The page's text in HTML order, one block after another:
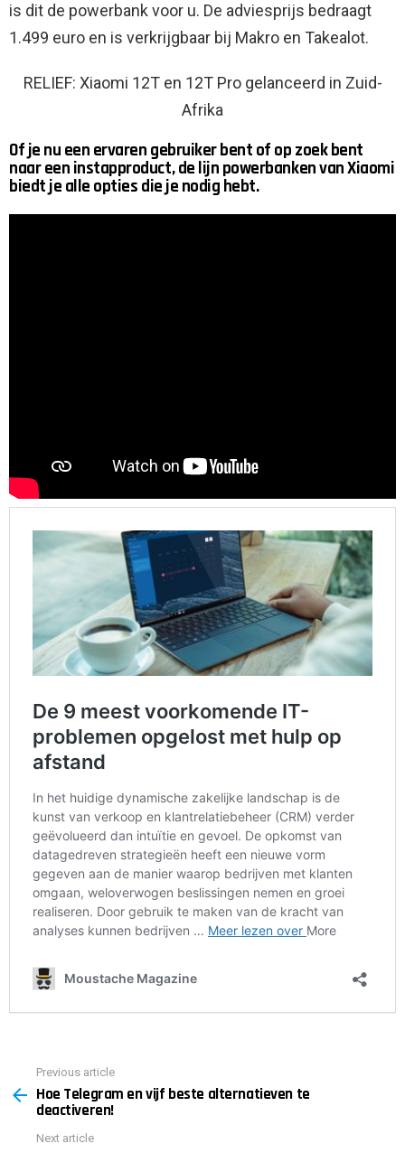
is dit de powerbank voor u. De adviesprijs bedraagt ​​
1.499 euro en is verkrijgbaar bij Makro en Takealot.
RELIEF: Xiaomi 12T en 12T Pro gelanceerd in Zuid-
Afrika
Of je nu een ervaren gebruiker bent of op zoek bent
naar een instapproduct, de lijn powerbanken van Xiaomi
biedt je alle opties die je nodig hebt.
more
Previous article
Hoe Telegram en vijf beste alternatieven te
deactiveren!
Next article